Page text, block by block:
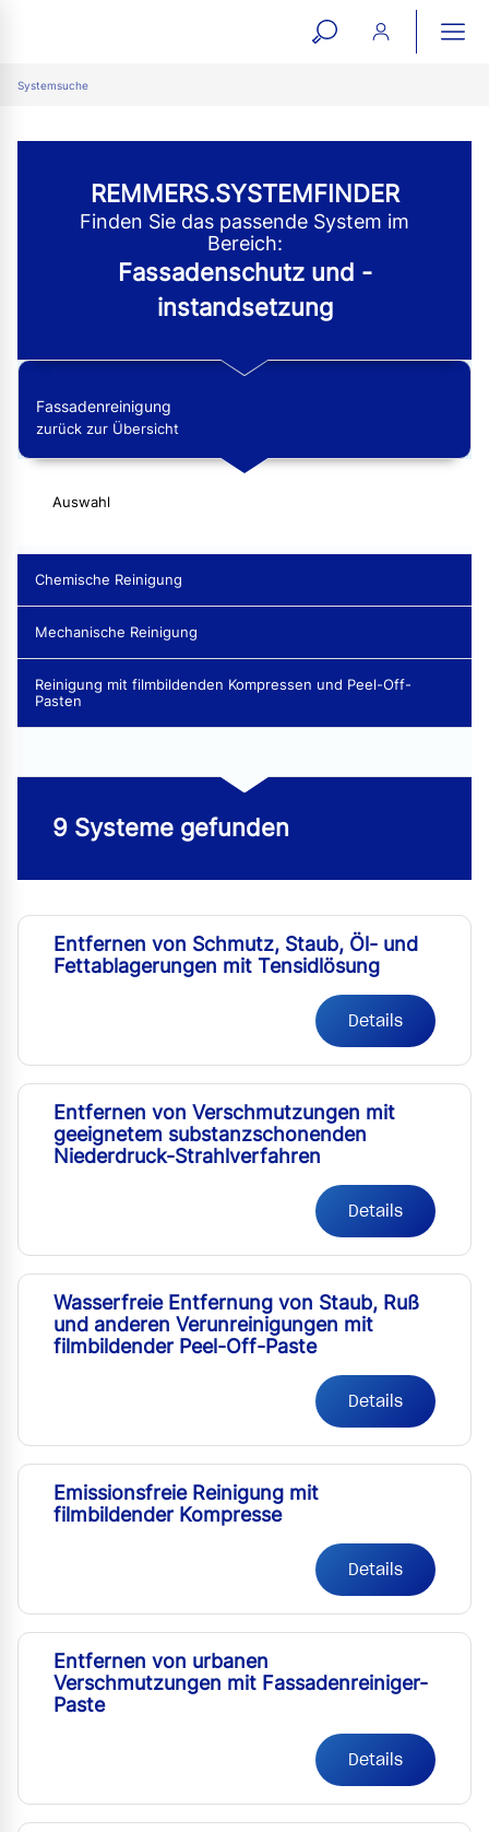
open
Systemsuche
REMMERS.SYSTEMFINDER
Finden Sie das passende System im
Bereich:
Fassadenschutz und -
instandsetzung
Fassadenreinigung
zurück zur Übersicht
Auswahl
Chemische Reinigung
Mechanische Reinigung
Reinigung mit filmbildenden Kompressen und Peel-Off-
Pasten
9 Systeme gefunden
Entfernen von Schmutz, Staub, Öl- und
Fettablagerungen mit Tensidlösung
Details
Entfernen von Verschmutzungen mit
geeignetem substanzschonenden
Niederdruck-Strahlverfahren
Details
Wasserfreie Entfernung von Staub, Ruß
und anderen Verunreinigungen mit
filmbildender Peel-Off-Paste
Details
Emissionsfreie Reinigung mit
filmbildender Kompresse
Details
Entfernen von urbanen
Verschmutzungen mit Fassadenreiniger-
Paste
Details